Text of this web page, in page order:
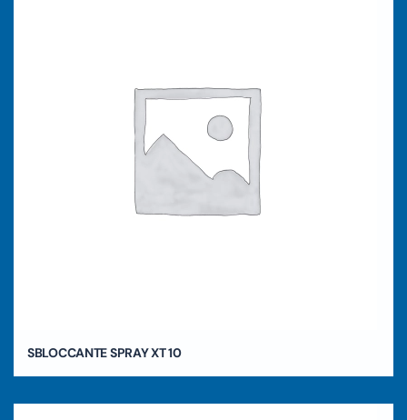
SBLOCCANTE SPRAY XT 10